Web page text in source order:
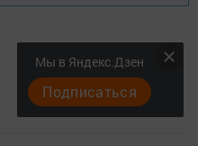
Мы в Яндекс.Дзен
Подписаться